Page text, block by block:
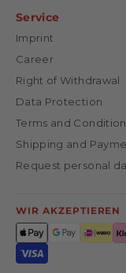
Service
Imprint
Career
Right of Withdrawal
Data Protection
Terms and
Shipping and
Request personal
WIR AKZEPTIEREN